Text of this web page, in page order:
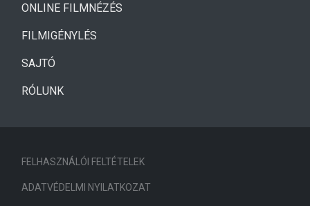
ONLINE FILMNÉZÉS
FILMIGÉNYLÉS
SAJTÓ
RÓLUNK
FELHASZNÁLÓI FELTÉTELEK
ADATVÉDELMI NYILATKOZAT